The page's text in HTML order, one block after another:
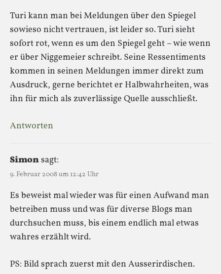
Turi kann man bei Meldungen über den Spiegel
sowieso nicht vertrauen, ist leider so. Turi sieht
sofort rot, wenn es um den Spiegel geht – wie wenn
er über Niggemeier schreibt. Seine Ressentiments
kommen in seinen Meldungen immer direkt zum
Ausdruck, gerne berichtet er Halbwahrheiten, was
ihn für mich als zuverlässige Quelle ausschließt.
Antworten
Simonsagt:
9. Februar 2008 um 12:42 Uhr
Es beweist mal wieder was für einen Aufwand man
betreiben muss und was für diverse Blogs man
durchsuchen muss, bis einem endlich mal etwas
wahres erzählt wird.
PS: Bild sprach zuerst mit den Ausserirdischen.